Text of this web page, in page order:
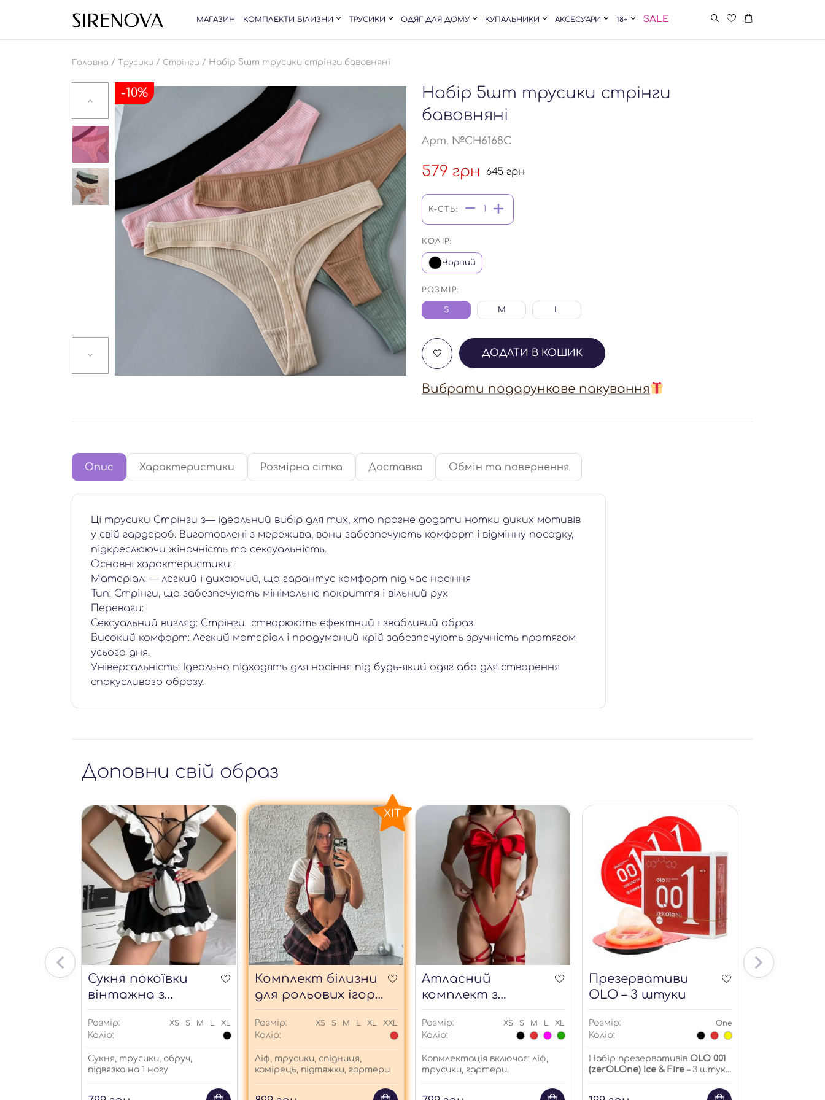
МАГАЗИН КОМПЛЕКТИ БІЛИЗНИ ТРУСИКИ ОДЯГ ДЛЯ ДОМУ КУПАЛЬНИКИ АКСЕСУАРИ 18+ SALE
Головна / Трусики / Стрінги / Набір 5шт трусики стрінги бавовняні
-10%
Набір 5шт трусики стрінги
бавовняні
Арт. №CH6168C
579 грн 645грн
К-СТЬ:
КОЛІР:
Чорний
РОЗМІР:
S M L
ДОДАТИ В КОШИК
Вибрати подарункове пакування
Опис Характеристики Розмірна сітка Доставка Обмін та повернення
Ці трусики Стрінги з— ідеальний вибір для тих, хто прагне додати нотки диких мотивів
у свій гардероб. Виготовлені з мережива, вони забезпечують комфорт і відмінну посадку,
підкреслюючи жіночність та сексуальність.
Основні характеристики:
Матеріал: — легкий і дихаючий, що гарантує комфорт під час носіння
Тип: Стрінги, що забезпечують мінімальне покриття і вільний рух
Переваги:
Сексуальний вигляд: Стрінги створюють ефектний і звабливий образ.
Високий комфорт: Легкий матеріал і продуманий крій забезпечують зручність протягом
усього дня.
Універсальність: Ідеально підходять для носіння під будь-який одяг або для створення
спокусливого образу.
Доповни свій образ
Сукня покоївки
вінтажна з
рюшами
Розмір: XS S M L XL
Колір:
Сукня, трусики, обруч,
підвязка на 1 ногу
Комплект білизни
для рольових ігор
студентка з
підтяжками
Розмір: XS S M L XL XXL
Колір:
Ліф, трусики, спідниця,
комірець, підтяжки, гартери
Атласний
комплект з
бантом
Розмір: XS S M L XL
Колір:
Копмлектація включає: ліф,
трусики, гартери.
Презервативи
OLO – 3 штуки
Розмір: One
Колір:
Набір презервативів OLO 001
(zerOLOne) Ice & Fire– 3 штуки
у коробці.
Гольфи